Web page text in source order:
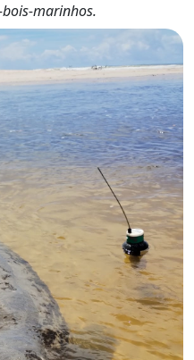
marinhos.